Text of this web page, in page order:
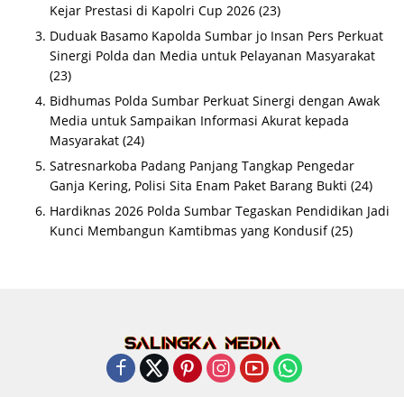
Kejar Prestasi di Kapolri Cup 2026 (23)
Duduak Basamo Kapolda Sumbar jo Insan Pers Perkuat
Sinergi Polda dan Media untuk Pelayanan Masyarakat
(23)
Bidhumas Polda Sumbar Perkuat Sinergi dengan Awak
Media untuk Sampaikan Informasi Akurat kepada
Masyarakat (24)
Satresnarkoba Padang Panjang Tangkap Pengedar
Ganja Kering, Polisi Sita Enam Paket Barang Bukti (24)
Hardiknas 2026 Polda Sumbar Tegaskan Pendidikan Jadi
Kunci Membangun Kamtibmas yang Kondusif (25)